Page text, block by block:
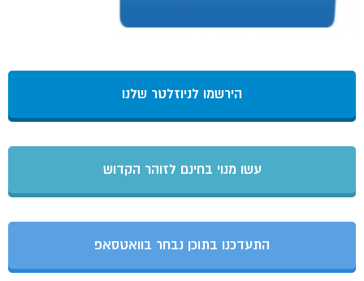
הירשמו לניוזלטר שלנו
עשו מנוי בחינם לזוהר הקדוש
התעדכנו בתוכן נבחר בוואטסאפ